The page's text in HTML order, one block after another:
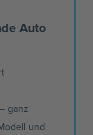
Auto
ganz
und